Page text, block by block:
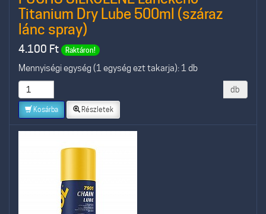
Titanium Dry Lube 500ml (száraz
lánc spray)
4.100 Ft Raktáron!
Mennyiségi egység (1 egység ezt takarja): 1 db
db
Kosárba Részletek